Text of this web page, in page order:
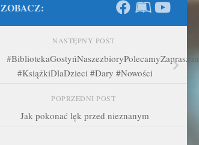
ZOBACZ:
NASTĘPNY POST
#KsiążkiDlaDzieci #Dary #Nowości
POPRZEDNI POST
Jak pokonać lęk przed nieznanym